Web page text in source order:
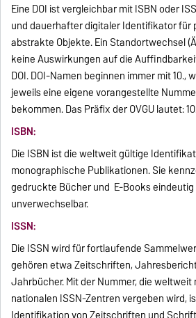
Eine DOI ist vergleichbar mit ISBN oder
und dauerhafter digitaler Identifikator für
abstrakte Objekte. Ein Standortwechsel
keine Auswirkungen auf die
DOI. DOI-Namen beginnen immer mit 10.,
jeweils eine eigene vorangestellte
bekommen. Das Präfix der OVGU lautet:
ISBN:
Die ISBN ist die weltweit gültige
monographische Publikationen. Sie
gedruckte Bücher und E-Books
unverwechselbar.
ISSN:
Die ISSN wird für fortlaufende
gehören etwa Zeitschriften,
Jahrbücher. Mit der Nummer, die weltweit
nationalen ISSN-Zentren vergeben wird,